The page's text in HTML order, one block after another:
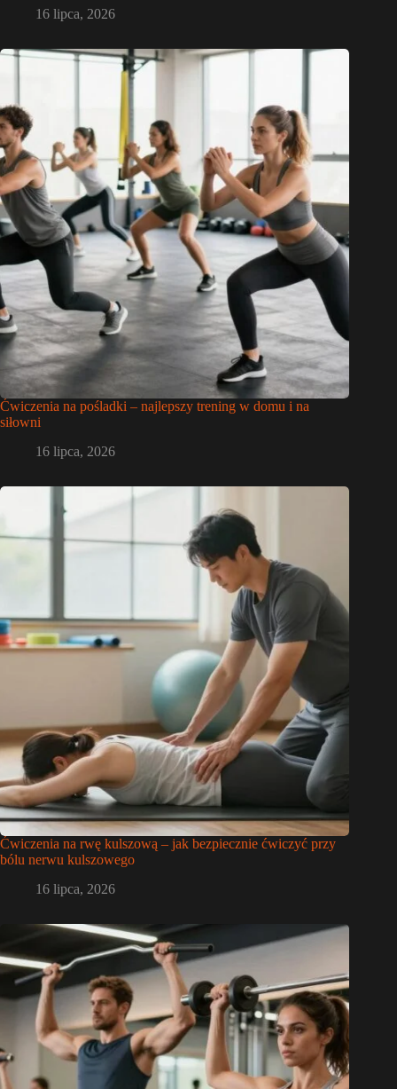
16 lipca, 2026
Ćwiczenia na pośladki – najlepszy trening w domu i na
siłowni
16 lipca, 2026
Ćwiczenia na rwę kulszową – jak bezpiecznie ćwiczyć przy
bólu nerwu kulszowego
16 lipca, 2026